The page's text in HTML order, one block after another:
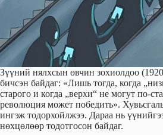
Зүүний нялхсын өвчин зохиолдоо
бичсэн байдаг: «Лишь тогда, когда
старого и когда „верхи“ не могут по-
революция может победить».
ингэж тодорхойлжээ. Дараа нь
нөхцөлөөр тодотгосон байдаг.